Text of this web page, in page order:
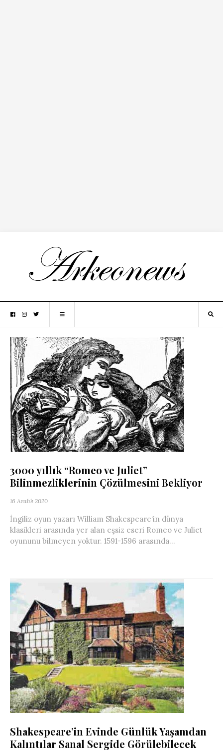
3000 yıllık “Romeo ve Juliet”
Bilinmezliklerinin Çözülmesini Bekliyor
16 Aralık 2020
İngiliz oyun yazarı William Shakespeare‘in dünya
klasikleri arasında yer alan eşsiz eseri Romeo ve Juliet
oyununu bilmeyen yoktur. 1591-1596 arasında...
Shakespeare’in Evinde Günlük Yaşamdan
Kalıntılar Sanal Sergide Görülebilecek